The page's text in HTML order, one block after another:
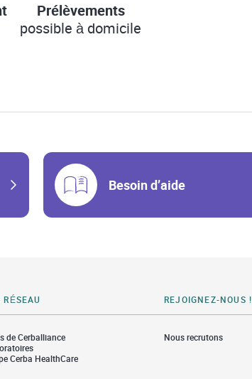
Prélèvements
possible à domicile
Besoin d’aide
RÉSEAU
de Cerballiance
Cerba HealthCare
REJOIGNEZ-NOUS !
Nous recrutons